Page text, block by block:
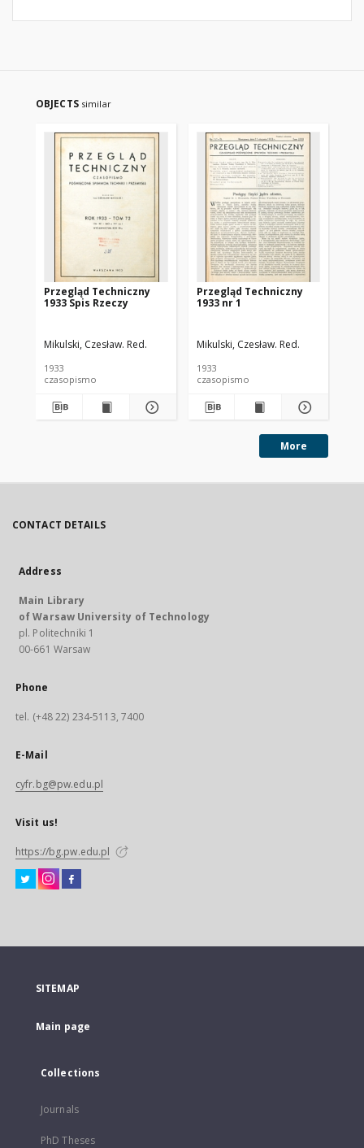
OBJECTS similar
Przegląd Techniczny
1933 Spis Rzeczy
Mikulski, Czesław. Red.
1933
czasopismo
Przegląd Techniczny
1933 nr 1
Mikulski, Czesław. Red.
1933
czasopismo
More
CONTACT DETAILS
Address
Main Library
of Warsaw University of Technology
pl. Politechniki 1
00-661 Warsaw
Phone
tel. (+48 22) 234-5113, 7400
E-Mail
cyfr.bg@pw.edu.pl
Visit us!
https://bg.pw.edu.pl
SITEMAP
Main page
Collections
Journals
PhD Theses